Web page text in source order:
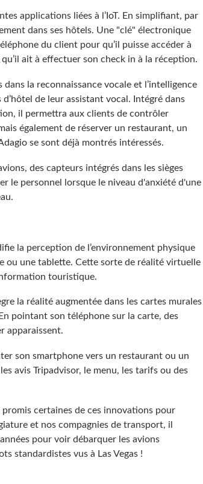
applications liées à l’IoT. En simplifiant, par
dans ses hôtels. Une "clé" électronique
du client pour qu’il puisse accéder à
ait à effectuer son check in à la réception.
dans la reconnaissance vocale et l’intelligence
de leur assistant vocal. Intégré dans
il permettra aux clients de contrôler
également de réserver un restaurant, un
se sont déjà montrés intéressés.
des capteurs intégrés dans les sièges
le personnel lorsque le niveau d'anxiété d'une
la perception de l’environnement physique
ou une tablette. Cette sorte de réalité virtuelle
touristique.
la réalité augmentée dans les cartes murales
pointant son téléphone sur la carte, des
apparaissent.
son smartphone vers un restaurant ou un
avis Tripadvisor, le menu, les tarifs ou des
certaines de ces innovations pour
et nos compagnies de transport, il
pour voir débarquer les avions
standardistes vus à Las Vegas !